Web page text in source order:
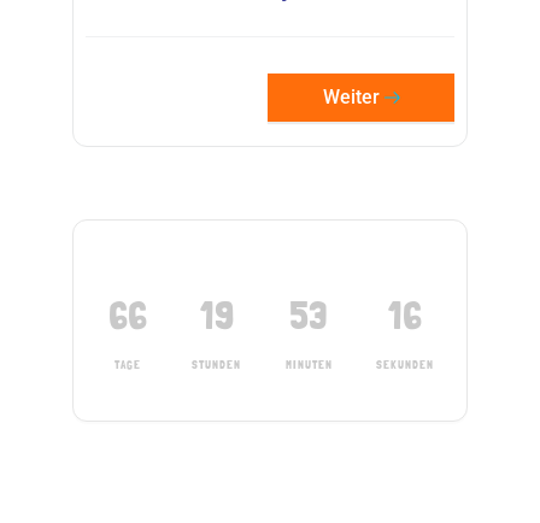
Weiter
66
TAGE
19
STUNDEN
53
MINUTEN
15
SEKUNDEN